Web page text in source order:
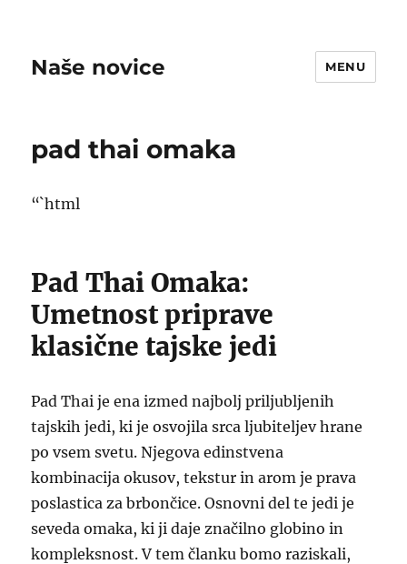
Naše novice MENU
pad thai omaka
“`html
Pad Thai Omaka:
Umetnost priprave
klasične tajske jedi
Pad Thai je ena izmed najbolj priljubljenih
tajskih jedi, ki je osvojila srca ljubiteljev hrane
po vsem svetu. Njegova edinstvena
kombinacija okusov, tekstur in arom je prava
poslastica za brbončice. Osnovni del te jedi je
seveda omaka, ki ji daje značilno globino in
kompleksnost. V tem članku bomo raziskali,